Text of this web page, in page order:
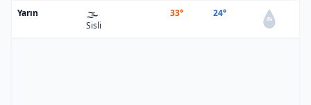
Yarın 🌫️
Sisli
33° 24°
0%